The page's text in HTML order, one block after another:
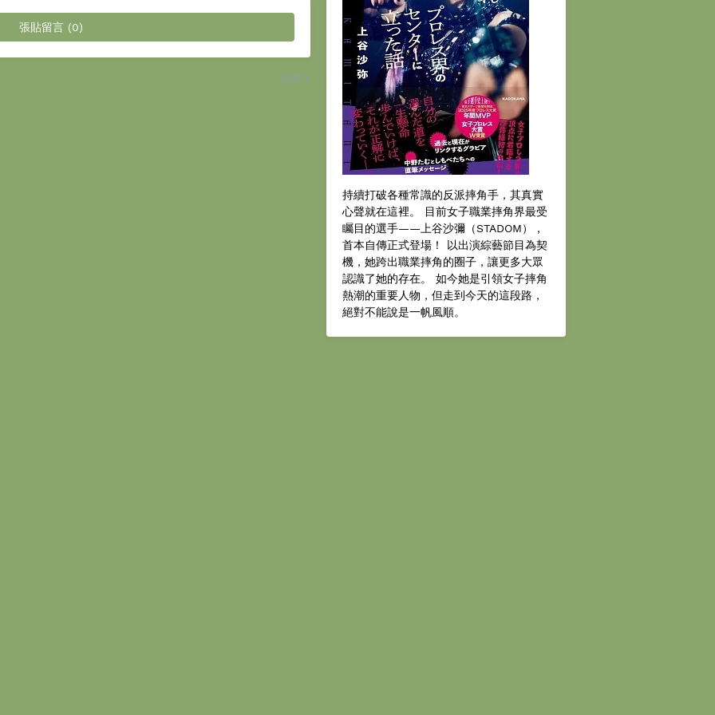
張貼留言 (0)
較舊
持續打破各種常識的反派摔角手，其真實
心聲就在這裡。 目前女子職業摔角界最受
矚目的選手——上谷沙彌（STADOM），
首本自傳正式登場！ 以出演綜藝節目為契
機，她跨出職業摔角的圈子，讓更多大眾
認識了她的存在。 如今她是引領女子摔角
熱潮的重要人物，但走到今天的這段路，
絕對不能說是一帆風順。